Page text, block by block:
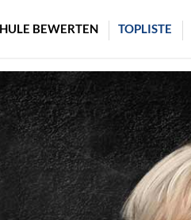
BEWERTEN TOPLISTE